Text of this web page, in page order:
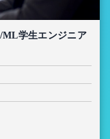
学生エンジニア